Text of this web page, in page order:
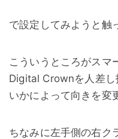
で設定してみようと触
こういうところがスマ
Digital Crownを人差し
いかによって向きを変
ちなみに左手側の右ク